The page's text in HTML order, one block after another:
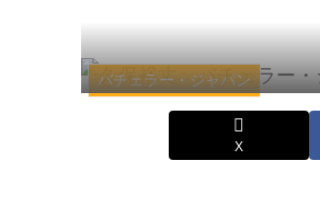
バチェラー・ジャパン
X